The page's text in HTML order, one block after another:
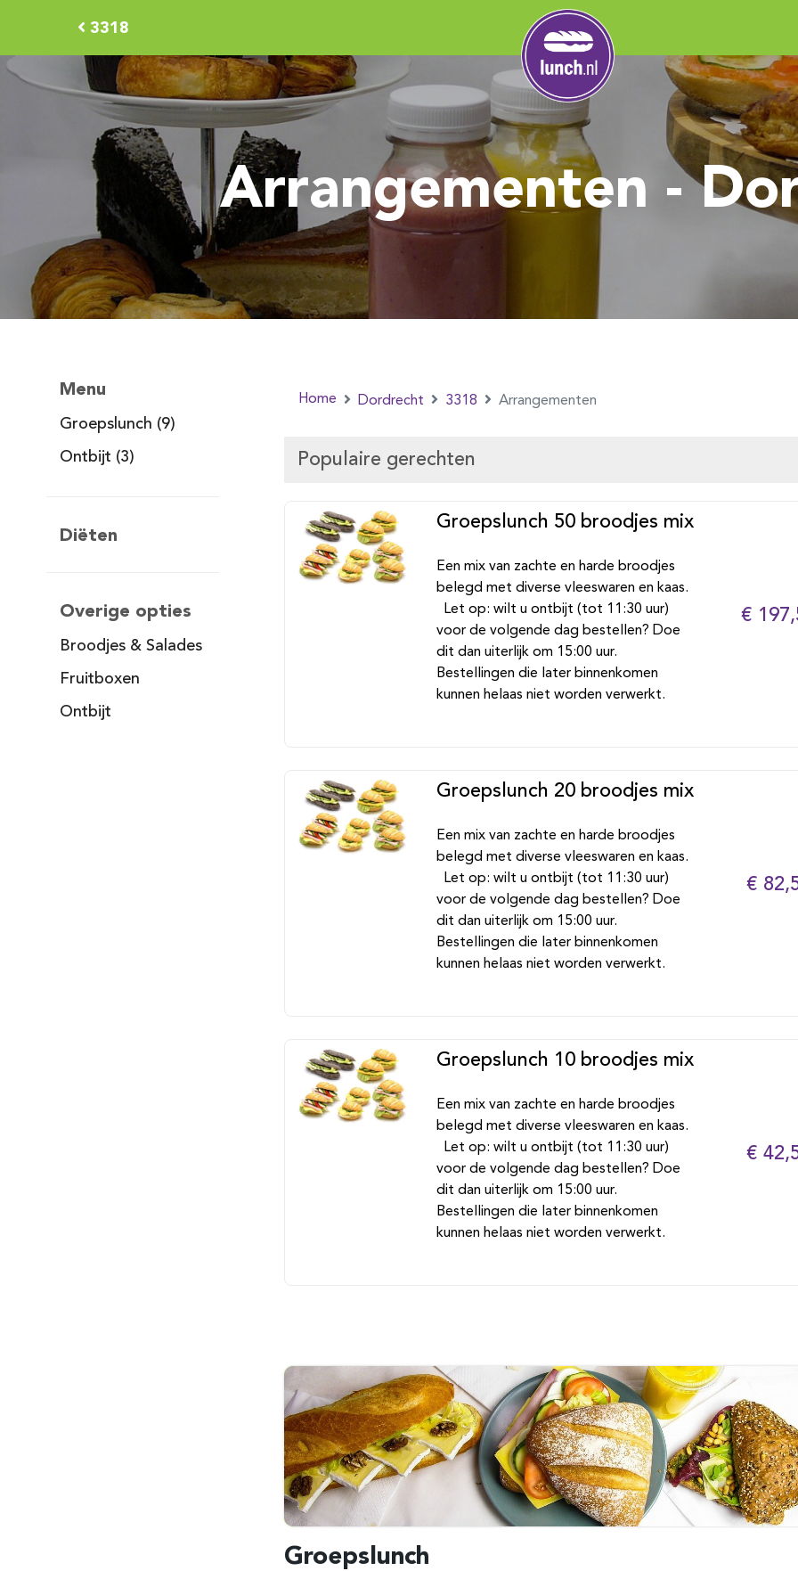
3318
Arrangementen -
Menu
Groepslunch (9)
Ontbijt (3)
Diëten
Overige opties
Broodjes & Salades
Fruitboxen
Ontbijt
Home Dordrecht 3318 Arrangementen
Populaire gerechten
Groepslunch 50 broodjes mix
Een mix van zachte en harde broodjes
belegd met diverse vleeswaren en kaas.
Let op: wilt u ontbijt (tot 11:30 uur)
voor de volgende dag bestellen? Doe
dit dan uiterlijk om 15:00 uur.
Bestellingen die later binnenkomen
kunnen helaas niet worden verwerkt.
€
Groepslunch 20 broodjes mix
Een mix van zachte en harde broodjes
belegd met diverse vleeswaren en kaas.
Let op: wilt u ontbijt (tot 11:30 uur)
voor de volgende dag bestellen? Doe
dit dan uiterlijk om 15:00 uur.
Bestellingen die later binnenkomen
kunnen helaas niet worden verwerkt.
€
Groepslunch 10 broodjes mix
Een mix van zachte en harde broodjes
belegd met diverse vleeswaren en kaas.
Let op: wilt u ontbijt (tot 11:30 uur)
voor de volgende dag bestellen? Doe
dit dan uiterlijk om 15:00 uur.
Bestellingen die later binnenkomen
kunnen helaas niet worden verwerkt.
€
Groepslunch